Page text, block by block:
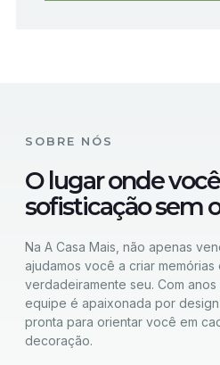
SOBRE NÓS
O lugar onde
sofisticação sem
Na A Casa Mais, não apenas
ajudamos você a criar
verdadeiramente seu. Com
equipe é apaixonada por
pronta para orientar você em
decoração.